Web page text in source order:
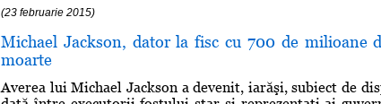
(23 februarie 2015)
Michael Jackson, dator la fisc cu 700 de milioane
moarte
Averea lui Michael Jackson a devenit, iarăşi, subiect de